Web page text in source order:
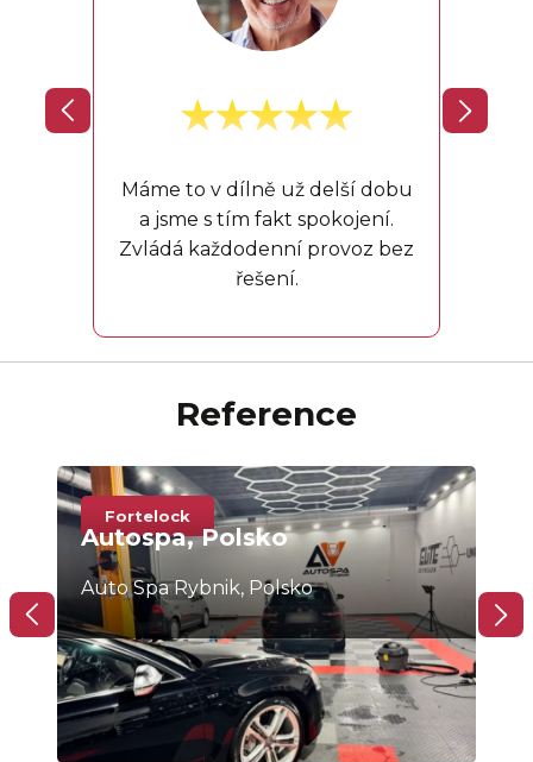
Máme to v dílně už delší dobu
a jsme s tím fakt spokojení.
Zvládá každodenní provoz bez
řešení.
Reference
Fortelock
Autospa, Polsko
Auto Spa Rybnik, Polsko